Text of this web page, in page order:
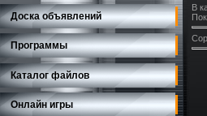
Доска объявлений
Программы
Каталог файлов
Онлайн игры
В